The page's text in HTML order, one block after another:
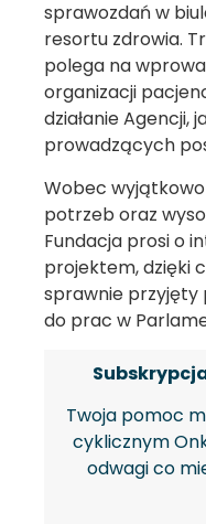
sprawozdań w
resortu zdrowia.
polega na
organizacji
działanie Agencji,
prowadzących
Wobec
potrzeb oraz
Fundacja prosi o
projektem, dzięki
sprawnie przyjęty
do prac w
Twoja pomoc
cyklicznym
odwagi co